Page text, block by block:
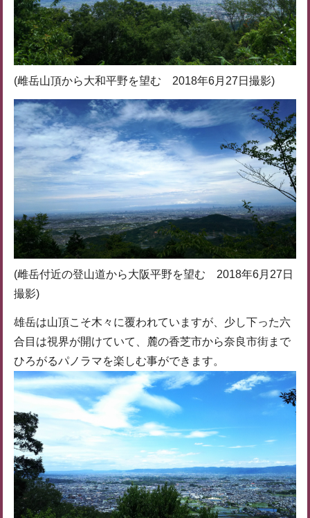
(雌岳山頂から大和平野を望む 2018年6月27日撮影)
(雌岳付近の登山道から大阪平野を望む 2018年6月27日
撮影)
雄岳は山頂こそ木々に覆われていますが、少し下った六
合目は視界が開けていて、麓の香芝市から奈良市街まで
ひろがるパノラマを楽しむ事ができます。